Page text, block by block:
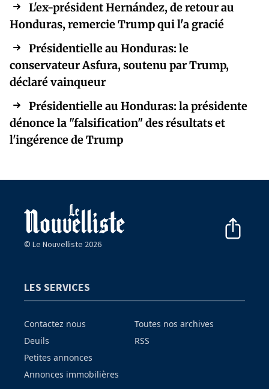
L'ex-président Hernández, de retour au
Honduras, remercie Trump qui l'a gracié
Présidentielle au Honduras: le
conservateur Asfura, soutenu par Trump,
déclaré vainqueur
Présidentielle au Honduras: la présidente
dénonce la "falsification" des résultats et
l'ingérence de Trump
© Le Nouvelliste 2026
LES SERVICES
Contactez nous
Deuils
Petites annonces
Annonces immobilières
Toutes nos archives
RSS